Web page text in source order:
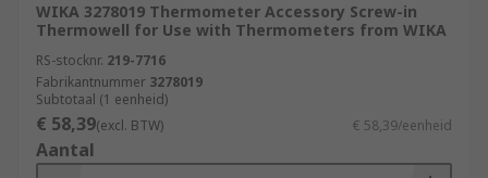
WIKA 3278019 Thermometer Accessory Screw-in
Thermowell for Use with Thermometers from WIKA
RS-stocknr. 219-7716
Fabrikantnummer 3278019
Subtotaal (1 eenheid)
€ 58,39(excl. BTW) € 58,39/eenheid
Aantal